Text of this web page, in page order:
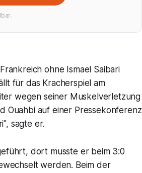
ohne Ismael Saibari
für das Kracherspiel am
wegen seiner Muskelverletzung
Ouahbi auf einer Pressekonferenz
sagte er.
dort musste er beim 3:0
werden. Beim der